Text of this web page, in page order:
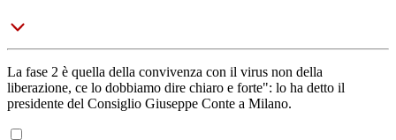
La fase 2 è quella della convivenza con il virus non della
liberazione, ce lo dobbiamo dire chiaro e forte": lo ha detto il
presidente del Consiglio Giuseppe Conte a Milano.